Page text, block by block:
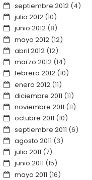
septiembre 2012(4)
julio 2012(10)
junio 2012(8)
mayo 2012(12)
abril 2012(12)
marzo 2012(14)
febrero 2012(10)
enero 2012(11)
diciembre 2011 (11)
noviembre 2011 (11)
octubre 2011 (10)
septiembre 2011 (6)
agosto 2011 (3)
julio 2011 (7)
junio 2011 (15)
mayo 2011 (16)